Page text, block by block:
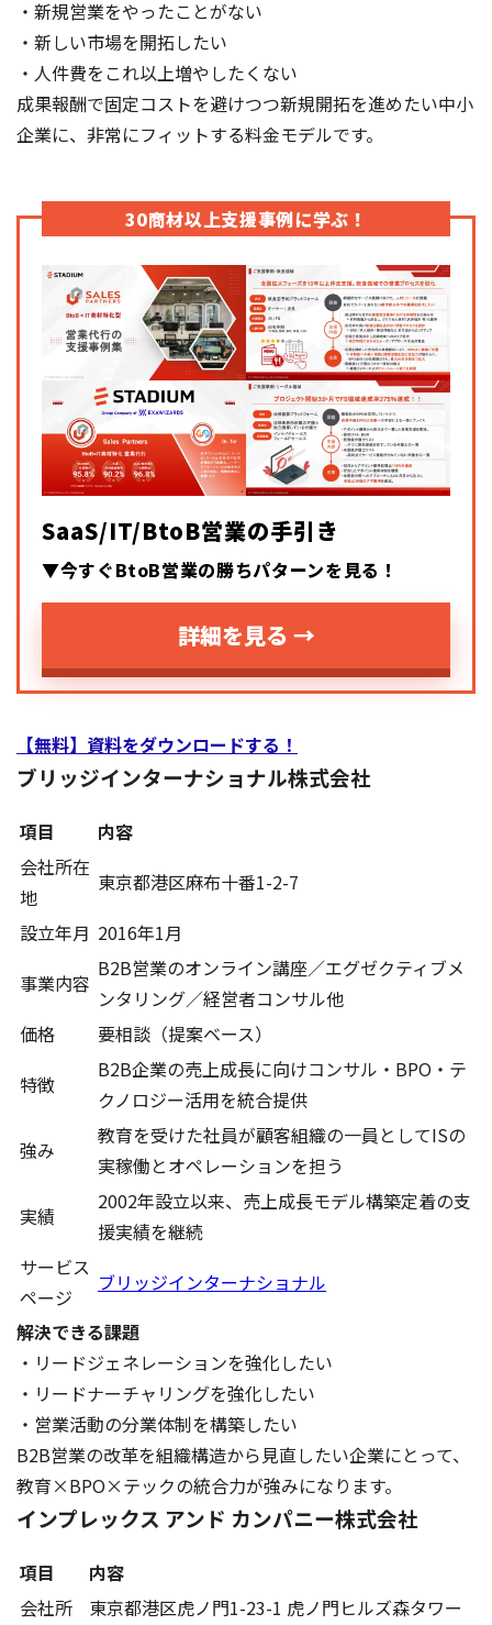
・新規営業をやったことがない
・新しい市場を開拓したい
・人件費をこれ以上増やしたくない
成果報酬で固定コストを避けつつ新規開拓を進めたい中小
企業に、非常にフィットする料金モデルです。
30商材以上支援事例に学ぶ！
SaaS/IT/BtoB営業の手引き
▼今すぐBtoB営業の勝ちパターンを見る！
詳細を見る →
【無料】資料をダウンロードする！
ブリッジインターナショナル株式会社
項目
内容
会社所在
地
東京都港区麻布十番1-2-7
設立年月 2016年1月
事業内容
B2B営業のオンライン講座／エグゼクティブメ
ンタリング／経営者コンサル他
価格
要相談（提案ベース）
特徴
B2B企業の売上成長に向けコンサル・BPO・テ
クノロジー活用を統合提供
強み
教育を受けた社員が顧客組織の一員としてISの
実稼働とオペレーションを担う
実績
2002年設立以来、売上成長モデル構築定着の支
援実績を継続
サービス
ページ
ブリッジインターナショナル
解決できる課題
・リードジェネレーションを強化したい
・リードナーチャリングを強化したい
・営業活動の分業体制を構築したい
B2B営業の改革を組織構造から見直したい企業にとって、
教育×BPO×テックの統合力が強みになります。
インプレックス アンド カンパニー株式会社
項目
内容
会社所
東京都港区虎ノ門1-23-1 虎ノ門ヒルズ森タワー